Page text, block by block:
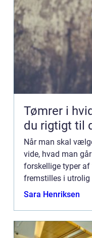
Tømrer i hvidovre
du rigtigt til
Når man skal
vide, hvad man
forskellige typer
fremstilles i utrolig
kan derfor være
Sara Henriksen